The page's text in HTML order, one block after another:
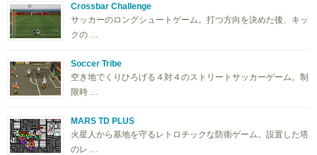
Crossbar Challenge
サッカーのロングシュートゲーム。打つ方向を決めた後、キッ
クの …
Soccer Tribe
空き地でくりひろげる４対４のストリートサッカーゲーム。制
限時 …
MARS TD PLUS
火星人から基地を守るレトロチックな防衛ゲーム。設置した塔
のレ …